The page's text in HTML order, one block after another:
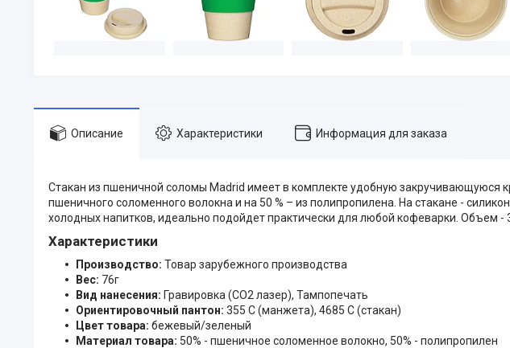
Описание Характеристики Информация для заказа
Стакан из пшеничной соломы Madrid имеет в комплекте удобную закручивающуюся
пшеничного соломенного волокна и на 50 % – из полипропилена. На стакане -
холодных напитков, идеально подойдет практически для любой кофеварки. Объем -
Характеристики
Производство: Товар зарубежного производства
Вес: 76г
Вид нанесения: Гравировка (CO2 лазер), Тампопечать
Ориентировочный пантон: 355 C (манжета), 4685 C (стакан)
Цвет товара: бежевый/зеленый
Материал товара: 50% - пшеничное соломенное волокно, 50% - полипропилен